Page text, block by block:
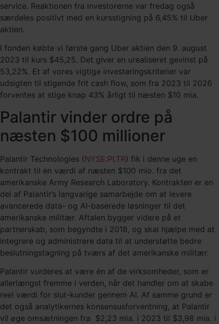
service. Reaktionen fra investorerne var fredag også
særdeles positivt med en kursstigning på 6,45% til Uber
aktien.
I fonden købte vi første gang Uber aktien den 9. august
2023 til kurs $45,25. Det giver en urealiseret gevinst på
53,22%. Et af vores vigtige investeringskriterier var
udsigten til stigende frit cash flow, som fra 2023 til 2026
forventes at stige knap 43% årligt til næsten $10 mia.
Palantir vinder ordre på
næsten $100 millioner
Palantir Technologies (NYSE:PLTR) fik i denne uge en
kontrakt til en værdi af næsten $100 mio. fra det
amerikanske Army Research Laboratory. Kontrakten er en
del af Palantir’s langvarige samarbejde om at levere
avancerede data- og AI-baserede løsninger til det
amerikanske militær. Aftalen bygger videre på et
partnerskab, som begyndte i 2018, og skal hjælpe med at
integrere og administrere data til at understøtte bedre
beslutningstagning på tværs af det amerikanske militær.
Palantir vurderes at være én af de virksomheder, som er
allerlængst fremme i verden, når det handler om at skabe
reel værdi for slut-kunder gennem AI. Af samme grund er
det også analytikernes konsensusforventning, at Palantir
vil øge omsætningen fra $2,23 mia. i 2023 til $3,98 mia. i